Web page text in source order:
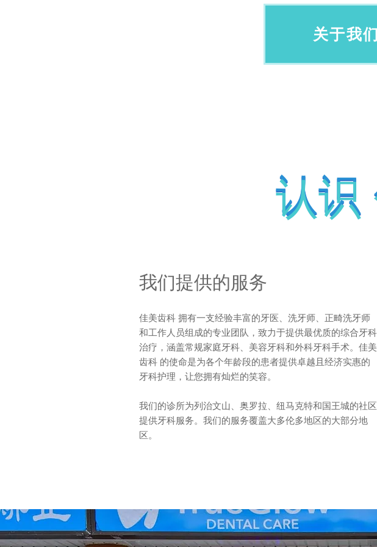
关于我
认识
认识
认识
我们提供的服务
佳美齿科 拥有一支经验丰富的牙医、洗牙师、正畸洗牙师
和工作人员组成的专业团队，致力于提供最优质的综合牙科
治疗，涵盖常规家庭牙科、美容牙科和外科牙科手术。佳美
齿科 的使命是为各个年龄段的患者提供卓越且经济实惠的
牙科护理，让您拥有灿烂的笑容。
我们的诊所为列治文山、奥罗拉、纽马克特和国王城的社区
提供牙科服务。我们的服务覆盖大多伦多地区的大部分地
区。